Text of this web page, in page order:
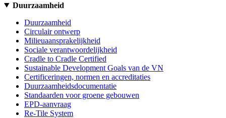
Duurzaamheid
Duurzaamheid
Circulair ontwerp
Milieuaansprakelijkheid
Sociale verantwoordelijkheid
Cradle to Cradle Certified
Sustainable Development Goals van de VN
Certificeringen, normen en accreditaties
Duurzaamheidsdocumentatie
Standaarden voor groene gebouwen
EPD-aanvraag
Re-Tile System